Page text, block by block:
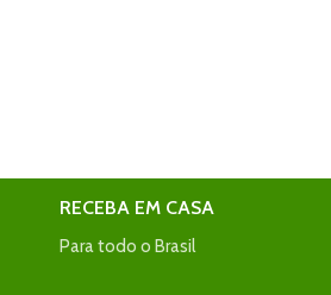
RECEBA EM CASA
Para todo o Brasil